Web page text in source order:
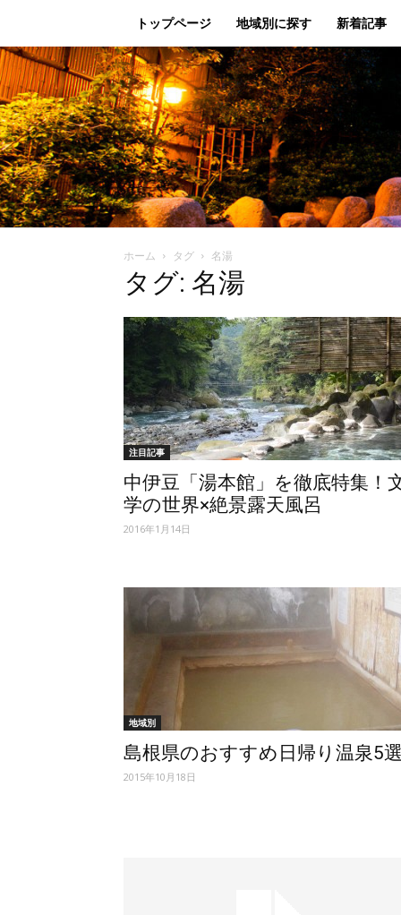
トップページ 地域別に探す 新着記事
ホーム タグ 名湯
タグ: 名湯
注目記事
中伊豆「湯本館」を徹底特集！
学の世界×絶景露天風呂
2016年1月14日
地域別
島根県のおすすめ日帰り温泉5選
2015年10月18日